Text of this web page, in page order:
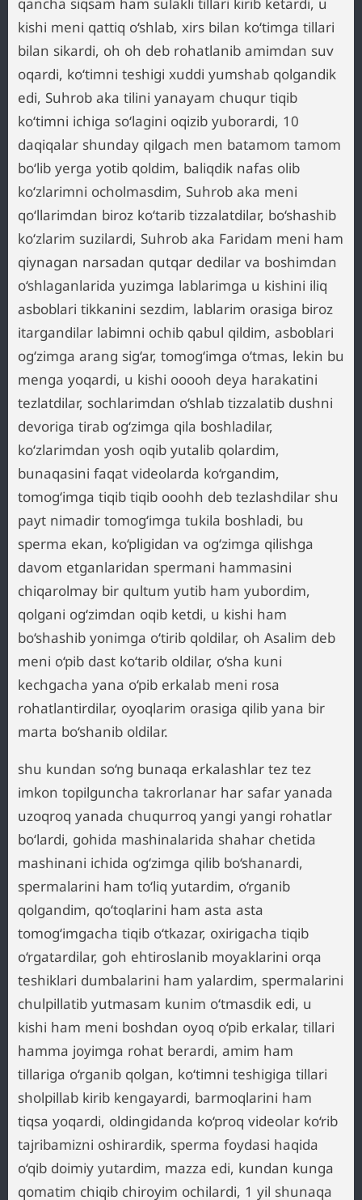
kishi meni qattiq o‘shlab, xirs bilan ko‘timga tillari
bilan sikardi, oh oh deb rohatlanib amimdan suv
oqardi, ko‘timni teshigi xuddi yumshab qolgandik
edi, Suhrob aka tilini yanayam chuqur tiqib
ko‘timni ichiga so‘lagini oqizib yuborardi, 10
daqiqalar shunday qilgach men batamom tamom
bo‘lib yerga yotib qoldim, baliqdik nafas olib
ko‘zlarimni ocholmasdim, Suhrob aka meni
qo‘llarimdan biroz ko‘tarib tizzalatdilar, bo‘shashib
ko‘zlarim suzilardi, Suhrob aka Faridam meni ham
qiynagan narsadan qutqar dedilar va boshimdan
o‘shlaganlarida yuzimga lablarimga u kishini iliq
asboblari tikkanini sezdim, lablarim orasiga biroz
itargandilar labimni ochib qabul qildim, asboblari
og‘zimga arang sig‘ar, tomog‘imga o‘tmas, lekin bu
menga yoqardi, u kishi ooooh deya harakatini
tezlatdilar, sochlarimdan o‘shlab tizzalatib dushni
devoriga tirab og‘zimga qila boshladilar,
ko‘zlarimdan yosh oqib yutalib qolardim,
bunaqasini faqat videolarda ko‘rgandim,
tomog‘imga tiqib tiqib ooohh deb tezlashdilar shu
payt nimadir tomog‘imga tukila boshladi, bu
sperma ekan, ko‘pligidan va og‘zimga qilishga
davom etganlaridan spermani hammasini
chiqarolmay bir qultum yutib ham yubordim,
qolgani og‘zimdan oqib ketdi, u kishi ham
bo‘shashib yonimga o‘tirib qoldilar, oh Asalim deb
meni o‘pib dast ko‘tarib oldilar, o‘sha kuni
kechgacha yana o‘pib erkalab meni rosa
rohatlantirdilar, oyoqlarim orasiga qilib yana bir
marta bo‘shanib oldilar.
shu kundan so‘ng bunaqa erkalashlar tez tez
imkon topilguncha takrorlanar har safar yanada
uzoqroq yanada chuqurroq yangi yangi rohatlar
bo‘lardi, gohida mashinalarida shahar chetida
mashinani ichida og‘zimga qilib bo‘shanardi,
spermalarini ham to‘liq yutardim, o‘rganib
qolgandim, qo‘toqlarini ham asta asta
tomog‘imgacha tiqib o‘tkazar, oxirigacha tiqib
o‘rgatardilar, goh ehtiroslanib moyaklarini orqa
teshiklari dumbalarini ham yalardim, spermalarini
chulpillatib yutmasam kunim o‘tmasdik edi, u
kishi ham meni boshdan oyoq o‘pib erkalar, tillari
hamma joyimga rohat berardi, amim ham
tillariga o‘rganib qolgan, ko‘timni teshigiga tillari
sholpillab kirib kengayardi, barmoqlarini ham
tiqsa yoqardi, oldingidanda ko‘proq videolar ko‘rib
tajribamizni oshirardik, sperma foydasi haqida
o‘qib doimiy yutardim, mazza edi, kundan kunga
qomatim chiqib chiroyim ochilardi, 1 yil shunaqa